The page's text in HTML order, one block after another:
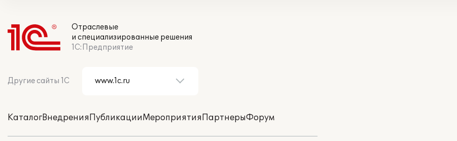
Отраслевые
и специализированные решения
1С:Предприятие
Другие сайты 1С
КаталогВнедренияПубликацииМероприятияПартнерыФорум